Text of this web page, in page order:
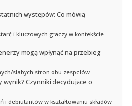
występów: Co mówią
i kluczowych graczy w kontekście
mogą wpłynąć na przebieg
słabych stron obu zespołów
wynik? Czynniki decydujące o
i debiutantów w kształtowaniu składów